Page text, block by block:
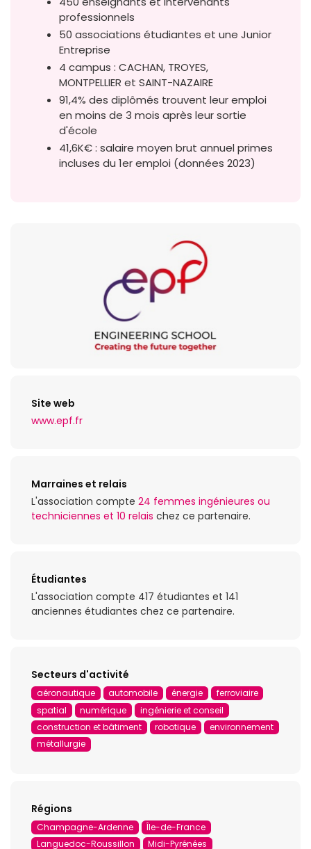
professionnels
50 associations étudiantes et une Junior
Entreprise
4 campus : CACHAN, TROYES,
MONTPELLIER et SAINT-NAZAIRE
91,4% des diplômés trouvent leur emploi
en moins de 3 mois après leur sortie
d'école
41,6K€ : salaire moyen brut annuel primes
incluses du 1er emploi (données 2023)
Site web
www.epf.fr
Marraines et relais
L'association compte 24 femmes ingénieures ou
techniciennes et 10 relais chez ce partenaire.
Étudiantes
L'association compte 417 étudiantes et 141
anciennes étudiantes chez ce partenaire.
Secteurs d'activité
aéronautique automobile énergie
ferroviaire
spatial
numérique
ingénierie et conseil
construction et bâtiment
robotique
environnement
métallurgie
Régions
Champagne-Ardenne
Île-de-France
Languedoc-Roussillon
Midi-Pyrénées